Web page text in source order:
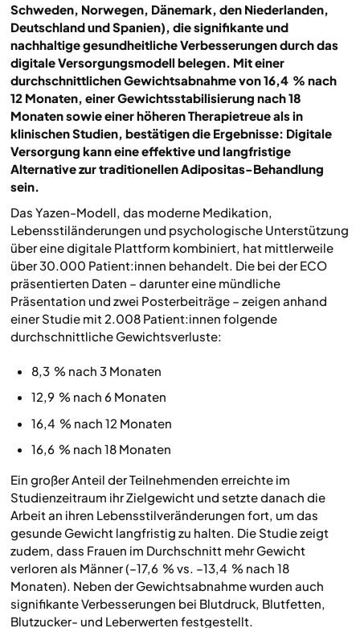
Schweden, Norwegen, Dänemark, den Niederlanden,
Deutschland und Spanien), die signifikante und
nachhaltige gesundheitliche Verbesserungen durch das
digitale Versorgungsmodell belegen. Mit einer
durchschnittlichen Gewichtsabnahme von 16,4 % nach
12 Monaten, einer Gewichtsstabilisierung nach 18
Monaten sowie einer höheren Therapietreue als in
klinischen Studien, bestätigen die Ergebnisse: Digitale
Versorgung kann eine effektive und langfristige
Alternative zur traditionellen Adipositas-Behandlung
sein.
Das Yazen-Modell, das moderne Medikation,
Lebensstiländerungen und psychologische Unterstützung
über eine digitale Plattform kombiniert, hat mittlerweile
über 30.000 Patient:innen behandelt. Die bei der ECO
präsentierten Daten – darunter eine mündliche
Präsentation und zwei Posterbeiträge – zeigen anhand
einer Studie mit 2.008 Patient:innen folgende
durchschnittliche Gewichtsverluste:
8,3 % nach 3 Monaten
12,9 % nach 6 Monaten
16,4 % nach 12 Monaten
16,6 % nach 18 Monaten
Ein großer Anteil der Teilnehmenden erreichte im
Studienzeitraum ihr Zielgewicht und setzte danach die
Arbeit an ihren Lebensstilveränderungen fort, um das
gesunde Gewicht langfristig zu halten. Die Studie zeigt
zudem, dass Frauen im Durchschnitt mehr Gewicht
verloren als Männer (–17,6 % vs. –13,4 % nach 18
Monaten). Neben der Gewichtsabnahme wurden auch
signifikante Verbesserungen bei Blutdruck, Blutfetten,
Blutzucker- und Leberwerten festgestellt.